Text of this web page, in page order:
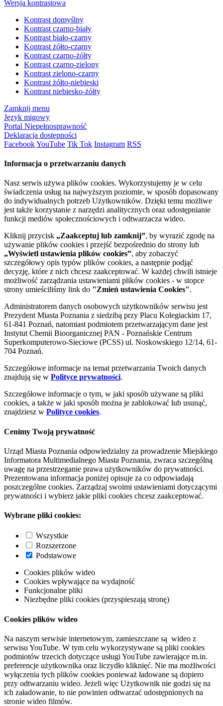
Wersja kontrastowa
Kontrast domyślny
Kontrast czarno-biały
Kontrast biało-czarny
Kontrast żółto-czarny
Kontrast czarno-żółty
Kontrast czarno-zielony
Kontrast zielono-czarny
Kontrast żółto-niebieski
Kontrast niebiesko-żółty
Zamknij menu
Język migowy
Portal Niepełnosprawność
Deklaracja dostępności
FacebookYouTube Tik Tok Instagram RSS
Informacja o przetwarzaniu danych
Nasz serwis używa plików cookies. Wykorzystujemy je w celu
świadczenia usług na najwyższym poziomie, w sposób dopasowany
do indywidualnych potrzeb Użytkowników. Dzięki temu możliwe
jest także korzystanie z narzędzi analitycznych oraz udostępnianie
funkcji mediów społecznościowych i odtwarzacza wideo.
Kliknij przycisk „Zaakceptuj lub zamknij”, by wyrazić zgodę na
używanie plików cookies i przejść bezpośrednio do strony lub
„Wyświetl ustawienia plików cookies”, aby zobaczyć
szczegółowy opis typów plików cookies, a następnie podjąć
decyzję, które z nich chcesz zaakceptować. W każdej chwili istnieje
możliwość zarządzania ustawieniami plików cookies - w stopce
strony umieściliśmy link do "Zmień ustawienia Cookies".
Administratorem danych osobowych użytkowników serwisu jest
Prezydent Miasta Poznania z siedzibą przy Placu Kolegiackim 17,
61-841 Poznań, natomiast podmiotem przetwarzającym dane jest
Instytut Chemii Bioorganicznej PAN - Poznańskie Centrum
Superkomputerowo-Sieciowe (PCSS) ul. Noskowskiego 12/14, 61-
704 Poznań.
Szczegółowe informacje na temat przetwarzania Twoich danych
znajdują się w Polityce prywatności.
Szczegółowe informacje o tym, w jaki sposób używane są pliki
cookies, a także w jaki sposób można je zablokować lub usunąć,
znajdziesz w Polityce cookies.
Cenimy Twoją prywatność
Urząd Miasta Poznania odpowiedzialny za prowadzenie Miejskiego
Informatora Multimedialnego Miasta Poznania, zwraca szczególną
uwagę na przestrzeganie prawa użytkowników do prywatności.
Prezentowana informacja poniżej opisuje za co odpowiadają
poszczególne cookies. Zarządzaj swoimi ustawieniami dotyczącymi
prywatności i wybierz jakie pliki cookies chcesz zaakceptować.
Wybrane pliki cookies:
Wszystkie
Rozszerzone
Podstawowe
Cookies plików wideo
Cookies wpływające na wydajność
Funkcjonalne pliki
Niezbędne pliki cookies (przyspieszają stronę)
Cookies plików wideo
Na naszym serwisie internetowym, zamieszczane są wideo z
serwisu YouTube. W tym celu wykorzystywane są pliki cookies
podmiotów trzecich dotyczące usługi YouTube zawierające m.in.
preferencje użytkownika oraz liczydło kliknięć. Nie ma możliwości
wyłączenia tych plików cookies ponieważ ładowane są dopiero
przy odtwarzaniu wideo. Jeżeli więc Użytkownik nie godzi się na
ich załadowanie, to nie powinien odtwarzać udostępnionych na
stronie wideo filmów.